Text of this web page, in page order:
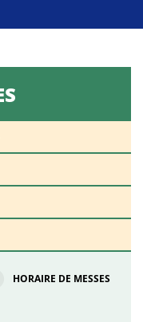
HORAIRE DE MESSES